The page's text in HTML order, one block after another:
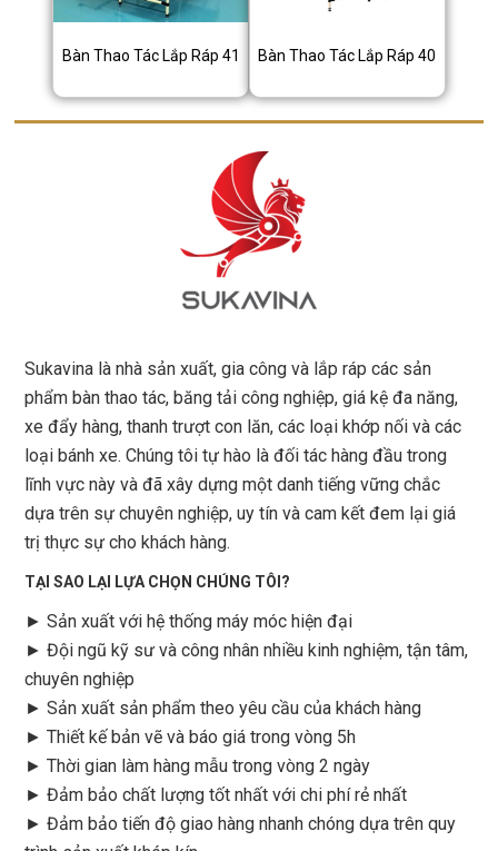
Bàn Thao Tác Lắp Ráp 41 Bàn Thao Tác Lắp Ráp 40
Sukavina là nhà sản xuất, gia công và lắp ráp các sản
phẩm bàn thao tác, băng tải công nghiệp, giá kệ đa năng,
xe đẩy hàng, thanh trượt con lăn, các loại khớp nối và các
loại bánh xe. Chúng tôi tự hào là đối tác hàng đầu trong
lĩnh vực này và đã xây dựng một danh tiếng vững chắc
dựa trên sự chuyên nghiệp, uy tín và cam kết đem lại giá
trị thực sự cho khách hàng.
TẠI SAO LẠI LỰA CHỌN CHÚNG TÔI?
► Sản xuất với hệ thống máy móc hiện đại
► Đội ngũ kỹ sư và công nhân nhiều kinh nghiệm, tận tâm,
chuyên nghiệp
► Sản xuất sản phẩm theo yêu cầu của khách hàng
► Thiết kế bản vẽ và báo giá trong vòng 5h
► Thời gian làm hàng mẫu trong vòng 2 ngày
► Đảm bảo chất lượng tốt nhất với chi phí rẻ nhất
► Đảm bảo tiến độ giao hàng nhanh chóng dựa trên quy